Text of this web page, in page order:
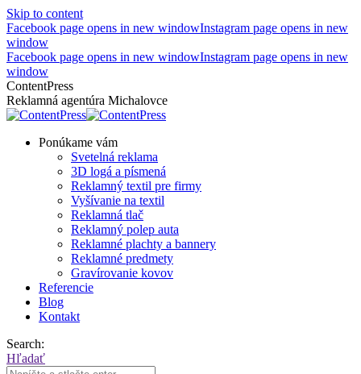
Skip to content
Facebook page opens in new windowInstagram page opens in new
window
Facebook page opens in new windowInstagram page opens in new
window
ContentPress
Reklamná agentúra Michalovce
Ponúkame vám
Svetelná reklama
3D logá a písmená
Reklamný textil pre firmy
Vyšívanie na textil
Reklamná tlač
Reklamný polep auta
Reklamné plachty a bannery
Reklamné predmety
Gravírovanie kovov
Referencie
Blog
Kontakt
Search:
Hľadať